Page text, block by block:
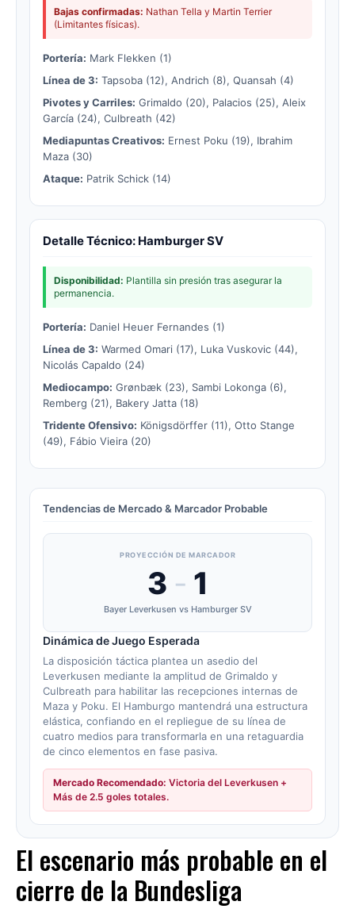
El escenario más probable en el
cierre de la Bundesliga